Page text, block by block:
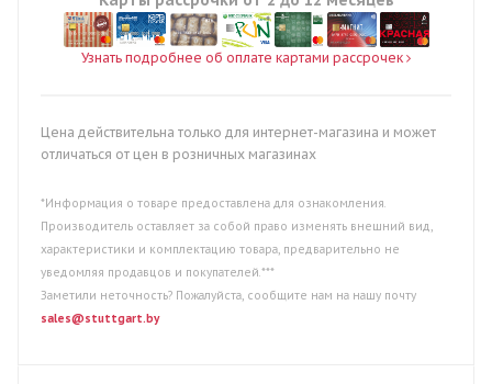
Узнать подробнее об оплате картами рассрочек
Цена действительна только для интернет-магазина и может
отличаться от цен в розничных магазинах
*Информация о товаре предоставлена для ознакомления.
Производитель оставляет за собой право изменять внешний вид,
характеристики и комплектацию товара, предварительно не
уведомляя продавцов и покупателей.***
Заметили неточность? Пожалуйста, сообщите нам на нашу почту
sales@stuttgart.by